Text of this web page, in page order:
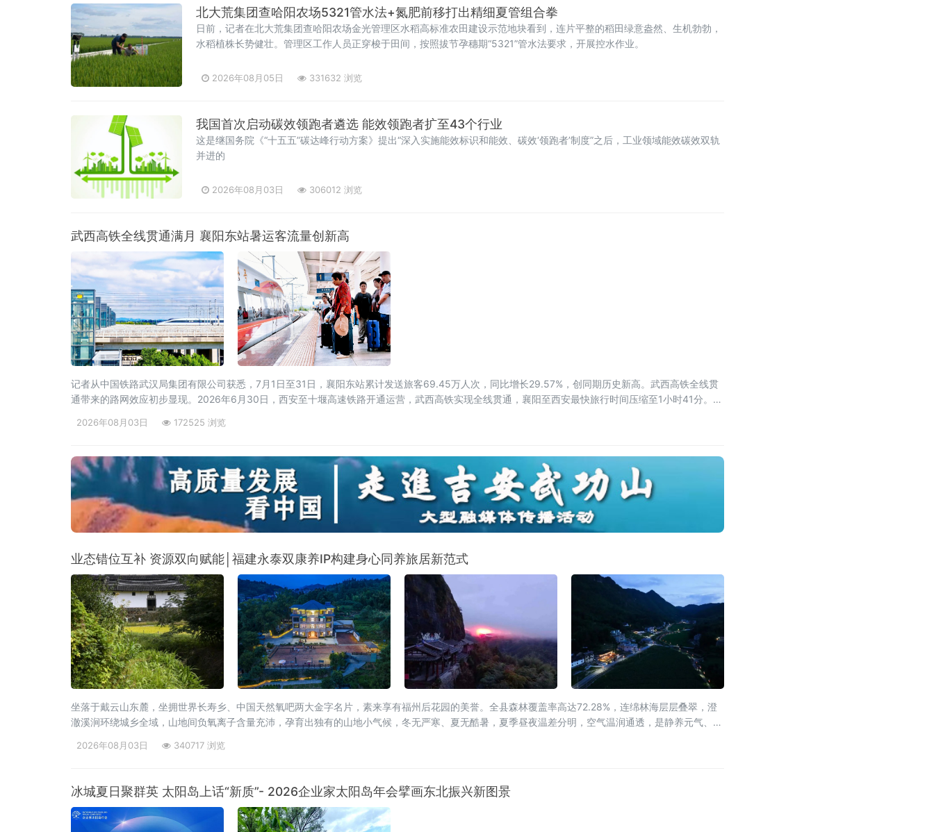
北大荒集团查哈阳农场5321管水法+氮肥前移打出精细夏管组合拳
日前，记者在北大荒集团查哈阳农场金光管理区水稻高标准农田建设示范地块看到，连片平整的稻田绿意盎然、生机勃勃，
水稻植株长势健壮。管理区工作人员正穿梭于田间，按照拔节孕穗期“5321”管水法要求，开展控水作业。
2026年08月05日 331632 浏览
我国首次启动碳效领跑者遴选 能效领跑者扩至43个行业
这是继国务院《“十五五”碳达峰行动方案》提出“深入实施能效标识和能效、碳效‘领跑者’制度”之后，工业领域能效碳效双轨
并进的
2026年08月03日 306012 浏览
武西高铁全线贯通满月 襄阳东站暑运客流量创新高
记者从中国铁路武汉局集团有限公司获悉，7月1日至31日，襄阳东站累计发送旅客69.45万人次，同比增长29.57%，创同期历史新高。武西高铁全线贯
通带来的路网效应初步显现。2026年6月30日，西安至十堰高速铁路开通运营，武西高铁实现全线贯通，襄阳至西安最快旅行时间压缩至1小时41分。据
2026年08月03日 172525 浏览
业态错位互补 资源双向赋能│福建永泰双康养IP构建身心同养旅居新范式
坐落于戴云山东麓，坐拥世界长寿乡、中国天然氧吧两大金字名片，素来享有福州后花园的美誉。全县森林覆盖率高达72.28%，连绵林海层层叠翠，澄
澈溪涧环绕城乡全域，山地间负氧离子含量充沛，孕育出独有的山地小气候，冬无严寒、夏无酷暑，夏季昼夜温差分明，空气温润通透，是静养元气、调
2026年08月03日 340717 浏览
冰城夏日聚群英 太阳岛上话“新质”- 2026企业家太阳岛年会擘画东北振兴新图景